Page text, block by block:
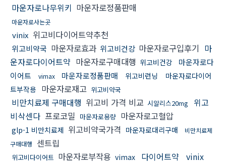
마운자로나무위키 마운자로정품판매
마운자로사는곳
vinix 위고비다이어트약추천
위고비약국 마운자로효과 위고비건강 마운자로구입후기 마
운자로다이어트약 마운자로구매대행 위고비건강
마운자로다
이어트
vimax 마운자로정품판매 위고비런닝
마운자로다이어
트부작용 마운자로재고 위고비약국
비만치료제 구매대행 위고비 가격 비교 시알리스20mg
위고
비삭센다 프로코밀 마운자로용량 마운자로고혈압
glp-1 비만치료제 위고비약국가격 마운자로대리구매
비만치료제
구매대행
센트립
위고비다이어트 마운자로부작용 vimax 다이어트약 vinix